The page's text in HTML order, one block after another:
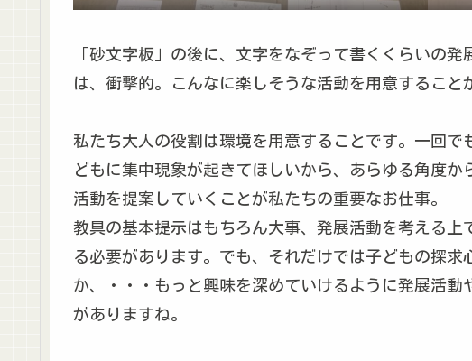
「砂文字板」の後に、文字をなぞって書くくらいの
は、衝撃的。こんなに楽しそうな活動を用意すること
私たち大人の役割は環境を用意することです。一回
どもに集中現象が起きてほしいから、あらゆる角度
活動を提案していくことが私たちの重要なお仕事。
教具の基本提示はもちろん大事、発展活動を考える
る必要があります。でも、それだけでは子どもの探求
か、・・・もっと興味を深めていけるように発展活
がありますね。